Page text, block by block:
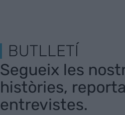
BUTLLETÍ
Segueix les
històries,
entrevistes.